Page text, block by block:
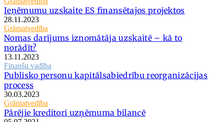
Ieņēmumu uzskaite ES finansētajos projektos
28.11.2023
Grāmatvedība
Nomas darījums iznomātāja uzskaitē – kā to
norādīt?
13.11.2023
Finanšu vadība
Publisko personu kapitālsabiedrību reorganizācijas
process
30.03.2023
Grāmatvedība
Pārējie kreditori uzņēmuma bilancē